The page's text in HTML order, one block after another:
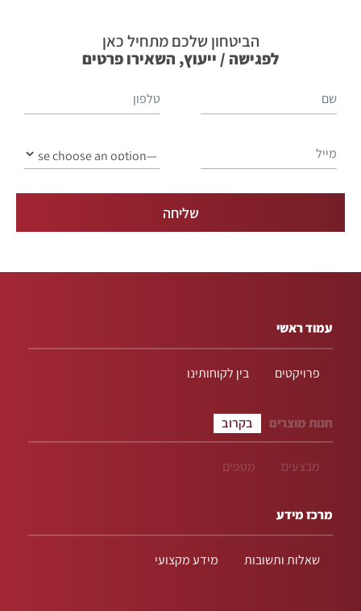
הביטחון שלכם מתחיל כאן
לפגישה / ייעוץ, השאירו פרטים
עמוד ראשי
פרויקטים בין לקוחותינו
חנות מוצרים בקרוב
מבצעים מטפים
מרכז מידע
שאלות ותשובות מידע מקצועי